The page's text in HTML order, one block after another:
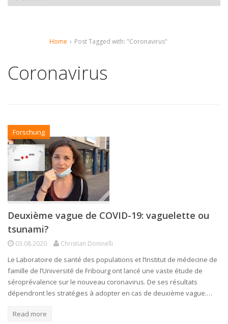
Home › Post Tagged with: "Coronavirus"
Coronavirus
Forschung
Deuxième vague de COVID-19: vaguelette ou
tsunami?
03.08.2020 Christian Doninelli
Le Laboratoire de santé des populations et l’Institut de médecine de
famille de l’Université de Fribourg ont lancé une vaste étude de
séroprévalence sur le nouveau coronavirus. De ses résultats
dépendront les stratégies à adopter en cas de deuxième vague.…
Read more